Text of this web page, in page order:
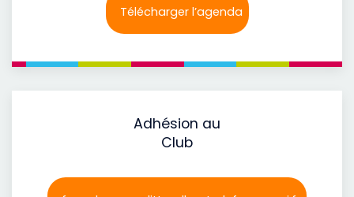
Télécharger l’agenda
Adhésion au
Club